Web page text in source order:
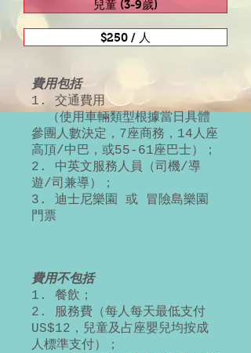
兒童 (3-9歲)
$250 / 人
費用包括
1. 交通費用
（使用車輛類型根據當日具體
參團人數決定，7座商務，14人座
高頂/中巴，或55-61座巴士）；
2. 中英文服務人員（司機/導
遊/司兼導）；
3. 迪士尼樂園 或 冒險島樂園
門票
費用不包括
1. 餐飲；
2. 服務費（每人每天最低支付
US$12，兒童及占座嬰兒均按成
人標準支付）；